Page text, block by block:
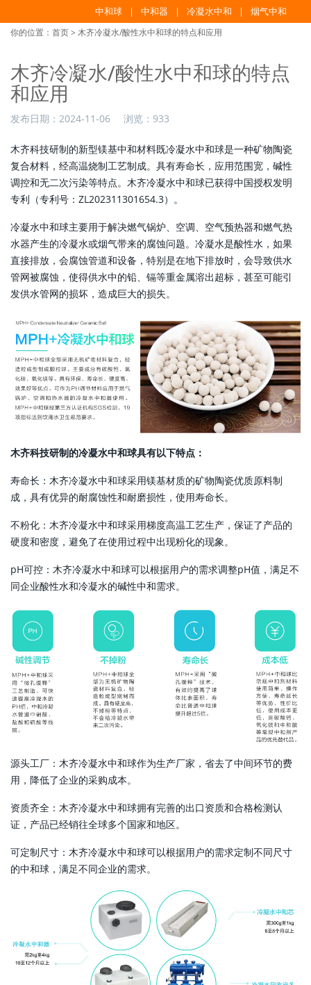
中和球 中和器 冷凝水中和 烟气中和
你的位置： 首页> 木齐冷凝水/酸性水中和球的特点和应用
木齐冷凝水/酸性水中和球的特点
和应用
发布日期： 2024-11-06 浏览： 933
木齐科技研制的新型镁基中和材料既冷凝水中和球是一种矿物陶瓷
复合材料，经高温烧制工艺制成。具有寿命长，应用范围宽，碱性
调控和无二次污染等特点。木齐冷凝水中和球已获得中国授权发明
专利（专利号：ZL202311301654.3）。
冷凝水中和球主要用于解决燃气锅炉、空调、空气预热器和燃气热
水器产生的冷凝水或烟气带来的腐蚀问题。冷凝水是酸性水，如果
直接排放，会腐蚀管道和设备，特别是在地下排放时，会导致供水
管网被腐蚀，使得供水中的铅、镉等重金属溶出超标，甚至可能引
发供水管网的损坏，造成巨大的损失。
木齐科技研制的冷凝水中和球具有以下特点：
寿命长：木齐冷凝水中和球采用镁基材质的矿物陶瓷优质原料制
成，具有优异的耐腐蚀性和耐磨损性，使用寿命长。
不粉化：木齐冷凝水中和球采用梯度高温工艺生产，保证了产品的
硬度和密度，避免了在使用过程中出现粉化的现象。
pH可控：木齐冷凝水中和球可以根据用户的需求调整pH值，满足不
同企业酸性水和冷凝水的碱性中和需求。
源头工厂：木齐冷凝水中和球作为生产厂家，省去了中间环节的费
用，降低了企业的采购成本。
资质齐全：木齐冷凝水中和球拥有完善的出口资质和合格检测认
证，产品已经销往全球多个国家和地区。
可定制尺寸：木齐冷凝水中和球可以根据用户的需求定制不同尺寸
的中和球，满足不同企业的需求。